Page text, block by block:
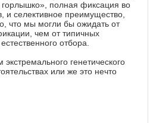
полная фиксация во
и селективное преимущество,
что мы могли бы ожидать от
чем от типичных
отбора.
генетического
или же это нечто